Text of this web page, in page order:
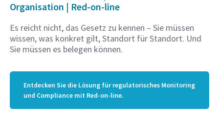
Organisation | Red-on-line
Es reicht nicht, das Gesetz zu kennen – Sie müssen
wissen, was konkret gilt, Standort für Standort. Und
Sie müssen es belegen können.
Entdecken Sie die Lösung für regulatorisches Monitoring
und Compliance mit Red-on-line.